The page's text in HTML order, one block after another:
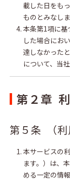
載した日をも
ものとみなしま
本条第1項に基
した場合にお
達しなかった
について、当
第２章
第５条 （利
本サービスの
ます。）は、
める一定の情